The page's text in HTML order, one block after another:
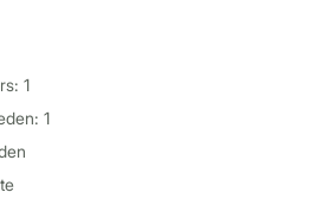
1
1